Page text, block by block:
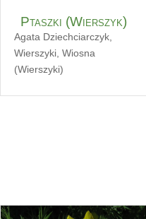
Ptaszki (Wierszyk)
Agata Dziechciarczyk,
Wierszyki, Wiosna
(Wierszyki)